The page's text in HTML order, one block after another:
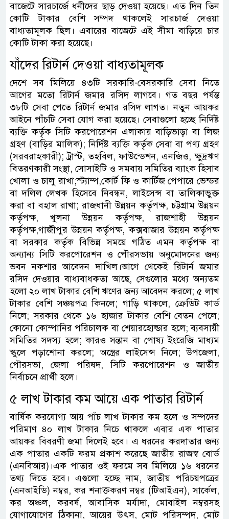
বাজেটে সারচার্জে ধনীদের ছাড় দেওয়া হয়েছে। এত দিন তিন
কোটি টাকার বেশি সম্পদ থাকলেই সারচার্জ দেওয়া
বাধ্যতামূলক ছিল। এবারের বাজেটে এই সীমা বাড়িয়ে চার
কোটি টাকা করা হয়েছে।
যাঁদের রিটার্ন দেওয়া বাধ্যতামূলক
দেশে সব মিলিয়ে ৪৩টি সরকারি-বেসরকারি সেবা নিতে
আগের মতো রিটার্ন জমার রসিদ লাগবে। গত বছর পর্যন্ত
৩৮টি সেবা পেতে রিটার্ন জমার রসিদ লাগত। নতুন আয়কর
আইনে পাঁচটি সেবা যোগ করা হয়েছে। সেবাগুলো হচ্ছে নির্দিষ্ট
ব্যক্তি কর্তৃক সিটি করপোরেশন এলাকায় বাড়িভাড়া বা লিজ
গ্রহণ (বাড়ির মালিক); নির্দিষ্ট ব্যক্তি কর্তৃক সেবা বা পণ্য গ্রহণ
(সরবরাহকারী); ট্রাস্ট, তহবিল, ফাউন্ডেশন, এনজিও, ক্ষুদ্রঋণ
বিতরণকারী সংস্থা, সোসাইটি ও সমবায় সমিতির ব্যাংক হিসাব
খোলা ও চালু রাখা;স্ট্যাম্প,কোর্ট ফি ও কার্টিজ পেপারে ভেন্ডর
বা দলিল লেখক হিসেবে নিবন্ধন, লাইসেন্স বা তালিকাভুক্ত
করা বা বহাল রাখা; রাজধানী উন্নয়ন কর্তৃপক্ষ, চট্টগ্রাম উন্নয়ন
কর্তৃপক্ষ, খুলনা উন্নয়ন কর্তৃপক্ষ, রাজশাহী উন্নয়ন
কর্তৃপক্ষ,গাজীপুর উন্নয়ন কর্তৃপক্ষ, কক্সবাজার উন্নয়ন কর্তৃপক্ষ
বা সরকার কর্তৃক বিভিন্ন সময়ে গঠিত এমন কর্তৃপক্ষ বা
অন্যান্য সিটি করপোরেশন ও পৌরসভায় অনুমোদনের জন্য
ভবন নকশার আবেদন দাখিল।আগে থেকেই রিটার্ন জমার
রসিদ দেওয়ার বাধ্যবাধকতা আছে, সেগুলোর মধ্যে অন্যতম
হলো ২০ লাখ টাকার বেশি ঋণের জন্য আবেদন করলে; ৫ লাখ
টাকার বেশি সঞ্চয়পত্র কিনলে; গাড়ি থাকলে, ক্রেডিট কার্ড
নিলে; সরকার থেকে ১৬ হাজার টাকার বেশি বেতন পেলে;
কোনো কোম্পানির পরিচালক বা শেয়ারহোল্ডার হলে; ব্যবসায়ী
সমিতির সদস্য হলে; কারও সন্তান বা পোষ্য ইংরেজি মাধ্যম
স্কুলে পড়াশোনা করলে; অস্ত্রের লাইসেন্স নিলে; উপজেলা,
পৌরসভা, জেলা পরিষদ, সিটি করপোরেশন ও জাতীয়
নির্বাচনে প্রার্থী হলে।
৫ লাখ টাকার কম আয়ে এক পাতার রিটার্ন
বার্ষিক করযোগ্য আয় পাঁচ লাখ টাকার কম হলে ও সম্পদের
পরিমাণ ৪০ লাখ টাকার নিচে থাকলে এবার এক পাতার
আয়কর বিবরণী জমা দিলেই হবে। এ ধরনের করদাতার জন্য
এক পাতার একটি ফরম প্রকাশ করেছে জাতীয় রাজস্ব বোর্ড
(এনবিআর)।এক পাতার ওই ফরমে সব মিলিয়ে ১৬ ধরনের
তথ্য দিতে হবে। এগুলো হচ্ছে নাম, জাতীয় পরিচয়পত্রের
(এনআইডি) নম্বর, কর শনাক্তকরণ নম্বর (টিআইএন), সার্কেল,
কর অঞ্চল, করবর্ষ, আবাসিক মর্যাদা, মোবাইল নম্বরসহ
যোগাযোগের ঠিকানা, আয়ের উৎস, মোট পরিসম্পদ, মোট